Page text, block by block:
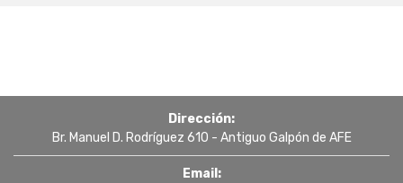
Dirección:
Br. Manuel D. Rodríguez 610 - Antiguo Galpón de AFE
Email: